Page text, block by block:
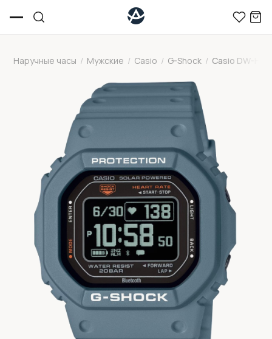
Наручные часы / Мужские / Casio / G-Shock / Casio DW-